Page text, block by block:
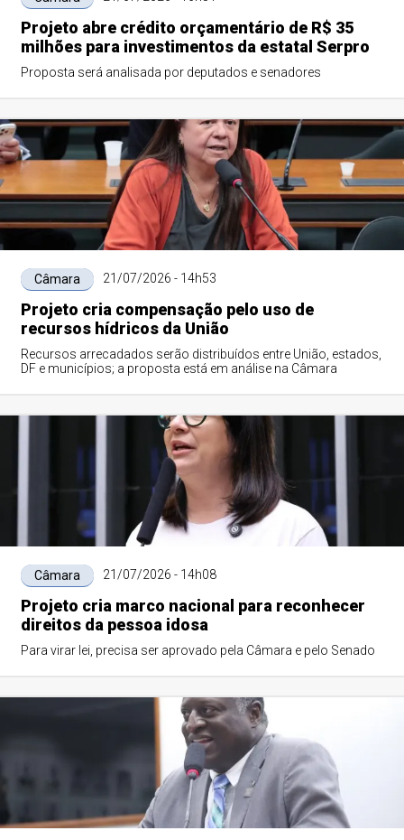
Projeto abre crédito orçamentário de R$ 35
milhões para investimentos da estatal Serpro
Proposta será analisada por deputados e senadores
Câmara 21/07/2026 - 14h53
Projeto cria compensação pelo uso de
recursos hídricos da União
Recursos arrecadados serão distribuídos entre União, estados,
DF e municípios; a proposta está em análise na Câmara
Câmara 21/07/2026 - 14h08
Projeto cria marco nacional para reconhecer
direitos da pessoa idosa
Para virar lei, precisa ser aprovado pela Câmara e pelo Senado